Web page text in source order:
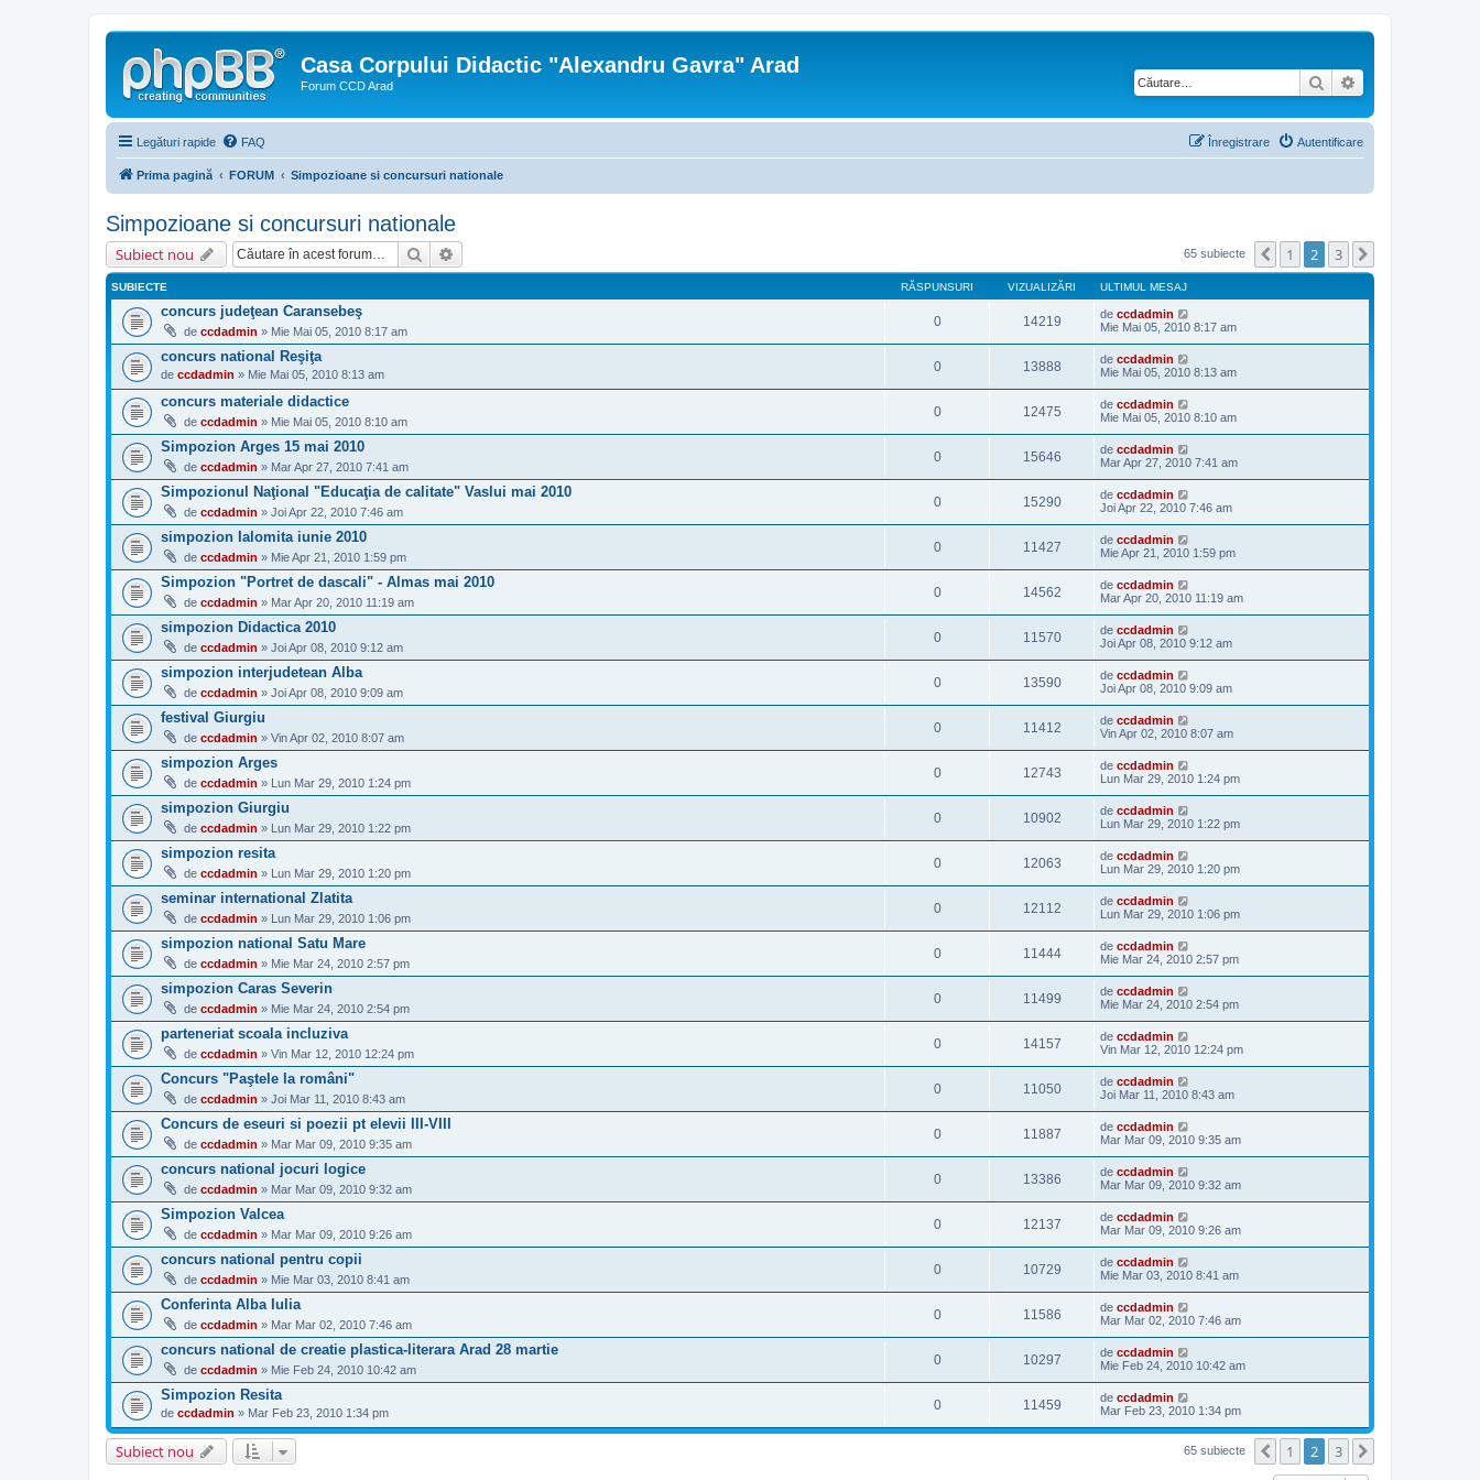
Casa Corpului Didactic "Alexandru Gavra" Arad
Forum CCD Arad Căutare
Legături rapide FAQ Autentificare
Înregistrare
Prima pagină FORUM Simpozioane si concursuri nationale
Simpozioane si concursuri nationale
Subiect nou Căutare 65 subiecte Anterior
1 2 3
SUBIECTE RĂSPUNSURI VIZUALIZĂRI ULTIMUL MESAJ
concurs judeţean Caransebeş
de ccdadmin » Mie Mai 05, 2010 8:17 am
0 14219 de ccdadmin
Mie Mai 05, 2010 8:17 am
concurs national Reşiţa
de ccdadmin » Mie Mai 05, 2010 8:13 am
0 13888 de ccdadmin
Mie Mai 05, 2010 8:13 am
concurs materiale didactice
de ccdadmin » Mie Mai 05, 2010 8:10 am
0 12475 de ccdadmin
Mie Mai 05, 2010 8:10 am
Simpozion Arges 15 mai 2010
de ccdadmin » Mar Apr 27, 2010 7:41 am
0 15646 de ccdadmin
Mar Apr 27, 2010 7:41 am
Simpozionul Naţional "Educaţia de calitate" Vaslui mai 2010
de ccdadmin » Joi Apr 22, 2010 7:46 am
0 15290 de ccdadmin
Joi Apr 22, 2010 7:46 am
simpozion Ialomita iunie 2010
de ccdadmin » Mie Apr 21, 2010 1:59 pm
0 11427 de ccdadmin
Mie Apr 21, 2010 1:59 pm
Simpozion "Portret de dascali" - Almas mai 2010
de ccdadmin » Mar Apr 20, 2010 11:19 am
0 14562 de ccdadmin
Mar Apr 20, 2010 11:19 am
simpozion Didactica 2010
de ccdadmin » Joi Apr 08, 2010 9:12 am
0 11570 de ccdadmin
Joi Apr 08, 2010 9:12 am
simpozion interjudetean Alba
de ccdadmin » Joi Apr 08, 2010 9:09 am
0 13590 de ccdadmin
Joi Apr 08, 2010 9:09 am
festival Giurgiu
de ccdadmin » Vin Apr 02, 2010 8:07 am
0 11412 de ccdadmin
Vin Apr 02, 2010 8:07 am
simpozion Arges
de ccdadmin » Lun Mar 29, 2010 1:24 pm
0 12743 de ccdadmin
Lun Mar 29, 2010 1:24 pm
simpozion Giurgiu
de ccdadmin » Lun Mar 29, 2010 1:22 pm
0 10902 de ccdadmin
Lun Mar 29, 2010 1:22 pm
simpozion resita
de ccdadmin » Lun Mar 29, 2010 1:20 pm
0 12063 de ccdadmin
Lun Mar 29, 2010 1:20 pm
seminar international Zlatita
de ccdadmin » Lun Mar 29, 2010 1:06 pm
0 12112 de ccdadmin
Lun Mar 29, 2010 1:06 pm
simpozion national Satu Mare
de ccdadmin » Mie Mar 24, 2010 2:57 pm
0 11444 de ccdadmin
Mie Mar 24, 2010 2:57 pm
simpozion Caras Severin
de ccdadmin » Mie Mar 24, 2010 2:54 pm
0 11499 de ccdadmin
Mie Mar 24, 2010 2:54 pm
parteneriat scoala incluziva
de ccdadmin » Vin Mar 12, 2010 12:24 pm
0 14157 de ccdadmin
Vin Mar 12, 2010 12:24 pm
Concurs "Paştele la români"
de ccdadmin » Joi Mar 11, 2010 8:43 am
0 11050 de ccdadmin
Joi Mar 11, 2010 8:43 am
Concurs de eseuri si poezii pt elevii III-VIII
de ccdadmin » Mar Mar 09, 2010 9:35 am
0 11887 de ccdadmin
Mar Mar 09, 2010 9:35 am
concurs national jocuri logice
de ccdadmin » Mar Mar 09, 2010 9:32 am
0 13386 de ccdadmin
Mar Mar 09, 2010 9:32 am
Simpozion Valcea
de ccdadmin » Mar Mar 09, 2010 9:26 am
0 12137 de ccdadmin
Mar Mar 09, 2010 9:26 am
concurs national pentru copii
de ccdadmin » Mie Mar 03, 2010 8:41 am
0 10729 de ccdadmin
Mie Mar 03, 2010 8:41 am
Conferinta Alba Iulia
de ccdadmin » Mar Mar 02, 2010 7:46 am
0 11586 de ccdadmin
Mar Mar 02, 2010 7:46 am
concurs national de creatie plastica-literara Arad 28 martie
de ccdadmin » Mie Feb 24, 2010 10:42 am
0 10297 de ccdadmin
Mie Feb 24, 2010 10:42 am
Simpozion Resita
de ccdadmin » Mar Feb 23, 2010 1:34 pm
0 11459 de ccdadmin
Mar Feb 23, 2010 1:34 pm
Subiect nou 65 subiecte Anterior
1 2 3